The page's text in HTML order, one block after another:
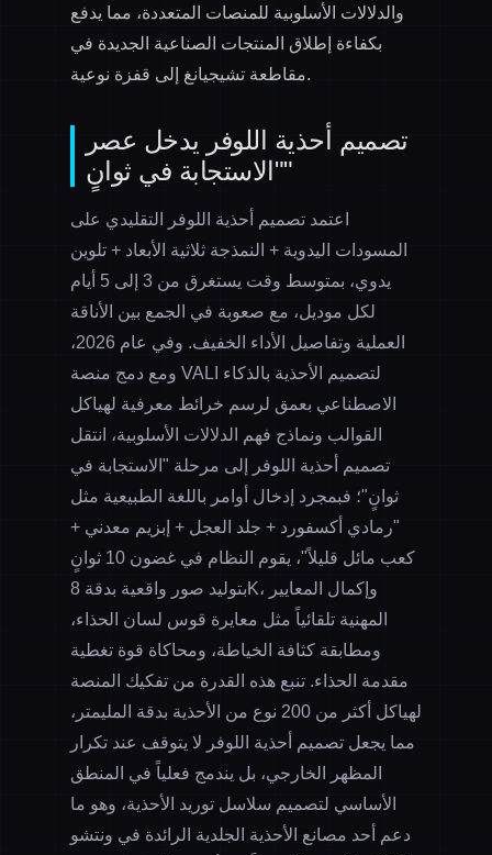
والدلالات الأسلوبية للمنصات المتعددة، مما يدفع
بكفاءة إطلاق المنتجات الصناعية الجديدة في
مقاطعة تشيجيانغ إلى قفزة نوعية.
تصميم أحذية اللوفر يدخل عصر
"الاستجابة في ثوانٍ"
اعتمد تصميم أحذية اللوفر التقليدي على
المسودات اليدوية + النمذجة ثلاثية الأبعاد + تلوين
يدوي، بمتوسط وقت يستغرق من 3 إلى 5 أيام
لكل موديل، مع صعوبة في الجمع بين الأناقة
العملية وتفاصيل الأداء الخفيف. وفي عام 2026،
ومع دمج منصة VALI لتصميم الأحذية بالذكاء
الاصطناعي بعمق لرسم خرائط معرفية لهياكل
القوالب ونماذج فهم الدلالات الأسلوبية، انتقل
تصميم أحذية اللوفر إلى مرحلة "الاستجابة في
ثوانٍ"؛ فبمجرد إدخال أوامر باللغة الطبيعية مثل
"رمادي أكسفورد + جلد العجل + إبزيم معدني +
كعب مائل قليلاً"، يقوم النظام في غضون 10 ثوانٍ
بتوليد صور واقعية بدقة 8K، وإكمال المعايير
المهنية تلقائياً مثل معايرة قوس لسان الحذاء،
ومطابقة كثافة الخياطة، ومحاكاة قوة تغطية
مقدمة الحذاء. تنبع هذه القدرة من تفكيك المنصة
لهياكل أكثر من 200 نوع من الأحذية بدقة المليمتر،
مما يجعل تصميم أحذية اللوفر لا يتوقف عند تكرار
المظهر الخارجي، بل يندمج فعلياً في المنطق
الأساسي لتصميم سلاسل توريد الأحذية، وهو ما
دعم أحد مصانع الأحذية الجلدية الرائدة في ونتشو